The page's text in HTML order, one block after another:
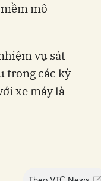
mô
vụ sát
trong các kỳ
xe máy là